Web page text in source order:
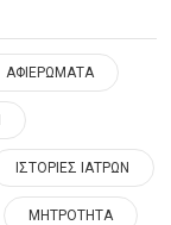
ΑΦΙΕΡΩΜΑΤΑ
ΙΣΤΟΡΙΕΣ ΙΑΤΡΩΝ
ΜΗΤΡΟΤΗΤΑ